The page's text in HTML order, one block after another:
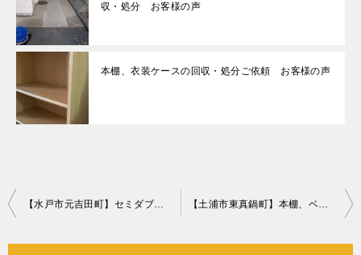
収・処分 お客様の声
本棚、衣装ケースの回収・処分ご依頼 お客様の声
投
【水戸市元吉田町】セミダブルベッド・工具回収ご依頼 お客様の声 【土浦市東真鍋町】本棚、ベッド等の回収・処分ご依頼 お客様の声